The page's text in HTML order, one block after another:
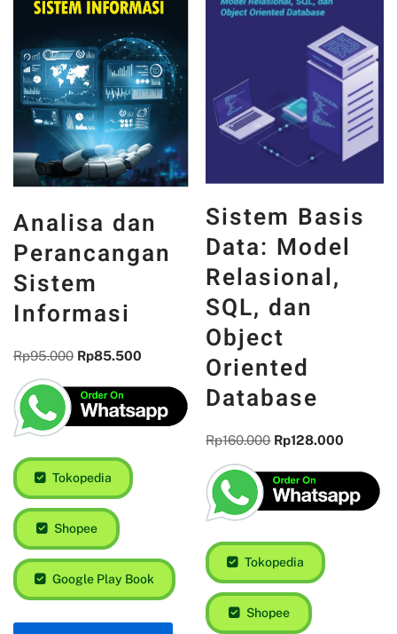
Analisa dan
Perancangan
Sistem
Informasi
Rp95.000 Rp85.500
Tokopedia
Shopee
Google Play Book
Sistem Basis
Data: Model
Relasional,
SQL, dan
Object
Oriented
Database
Rp160.000 Rp128.000
Tokopedia
Shopee